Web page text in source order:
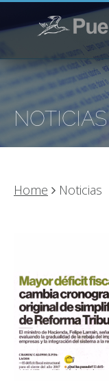
NOTICIAS
Home Noticias